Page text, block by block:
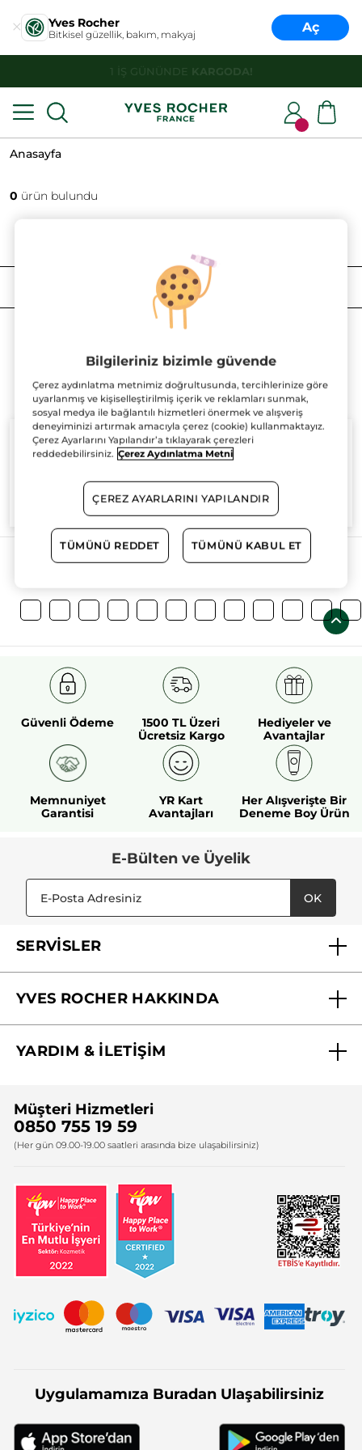
Yves Rocher
Bitkisel güzellik, bakım, makyaj Aç
Anasayfa
0 ürün bulundu
SIRALAMA
%100
aktifler
bitkisel
tarım sahası
Daha Fazlasını Keşfedin!
Güvenli Ödeme
1500 TL Üzeri
Ücretsiz Kargo
Hediyeler ve
Avantajlar
Memnuniyet
Garantisi
YR Kart
Avantajları
Her Alışverişte Bir
Deneme Boy Ürün
E-Bülten ve Üyelik
OK
SERVİSLER
YVES ROCHER HAKKINDA
Yves Rocher Vakfı
YARDIM & İLETİŞİM
Bize Ulaşın
Firma Bilgileri
Müşteri Hizmetleri
0850 755 19 59
(Her gün 09.00-19.00 saatleri arasında bize ulaşabilirsiniz)
Uygulamamıza Buradan Ulaşabilirsiniz
Bilgileriniz bizimle güvende
Çerez aydınlatma metnimiz doğrultusunda, tercihlerinize göre
uyarlanmış ve kişiselleştirilmiş içerik ve reklamları sunmak,
sosyal medya ile bağlantılı hizmetleri önermek ve alışveriş
deneyiminizi artırmak amacıyla çerez (cookie) kullanmaktayız.
Çerez Ayarlarını Yapılandır’a tıklayarak çerezleri
reddedebilirsiniz. Çerez Aydınlatma Metni
ÇEREZ AYARLARINI YAPILANDIR
TÜMÜNÜ REDDET TÜMÜNÜ KABUL ET